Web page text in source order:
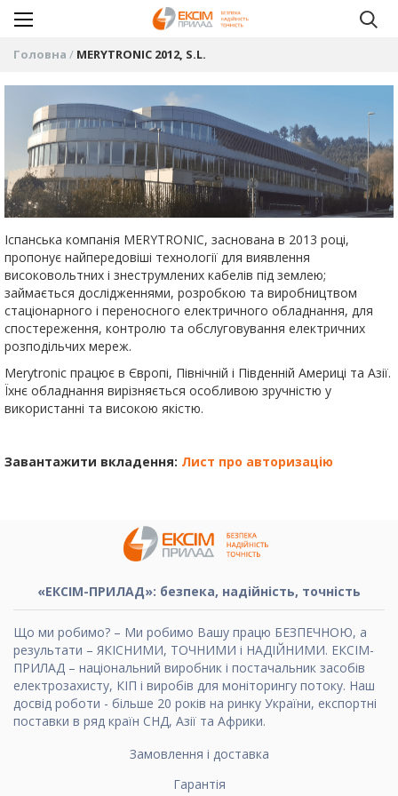
Головна MERYTRONIC 2012, S.L.
Іспанська компанія MERYTRONIC, заснована в 2013 році,
пропонує найпередовіші технології для виявлення
високовольтних і знеструмлених кабелів під землею;
займається дослідженнями, розробкою та виробництвом
стаціонарного і переносного електричного обладнання, для
спостереження, контролю та обслуговування електричних
розподільчих мереж.
Merytronic працює в Європі, Північній і Південній Америці та Азії.
Їхнє обладнання вирізняється особливою зручністю у
використанні та високою якістю.
Завантажити вкладення: Лист про авторизацію
«ЕКСІМ-ПРИЛАД»: безпека, надійність, точність
Що ми робимо? – Ми робимо Вашу працю БЕЗПЕЧНОЮ, а
результати – ЯКІСНИМИ, ТОЧНИМИ і НАДІЙНИМИ. ЕКСІМ-
ПРИЛАД – національний виробник і постачальник засобів
електрозахисту, КІП і виробів для моніторингу потоку. Наш
досвід роботи - більше 20 років на ринку України, експортні
поставки в ряд країн СНД, Азії та Африки.
Замовлення і доставка
Гарантія